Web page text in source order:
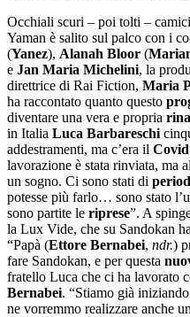
Occhiali scuri – poi tolti –
Yaman è salito sul palco con i
(Yanez), Alanah Bloor (
e Jan Maria Michelini, la
direttrice di Rai Fiction, Maria
ha raccontato quanto questo
diventare una vera e propria
in Italia Luca Barbareschi
addestramenti, ma c’era il Covid
lavorazione è stata rinviata, ma
un sogno. Ci sono stati di
potesse più farlo… sono stato
sono partite le riprese”. A
la Lux Vide, che su Sandokan
“Papà (Ettore Bernabei, ndr.)
fare Sandokan, e per questa
fratello Luca che ci ha lavorato
Bernabei. “Stiamo già
ne vorremmo realizzare anche